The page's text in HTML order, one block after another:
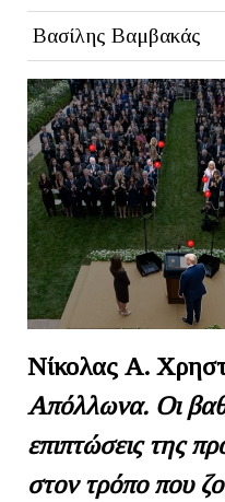
Βασίλης Βαμβακάς
Νίκολας Α.
Απόλλωνα. Οι
επιπτώσεις της
στον τρόπο που